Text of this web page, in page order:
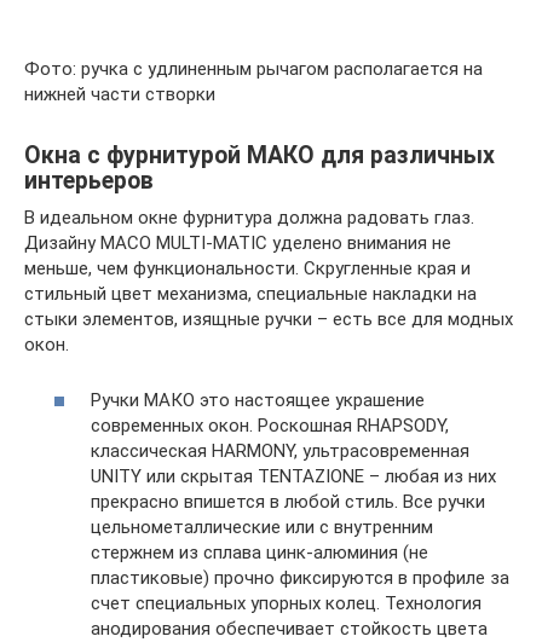
Фото: ручка с удлиненным рычагом располагается на
нижней части створки
Окна с фурнитурой МАКО для различных
интерьеров
В идеальном окне фурнитура должна радовать глаз.
Дизайну МАСО MULTI-MATIC уделено внимания не
меньше, чем функциональности. Скругленные края и
стильный цвет механизма, специальные накладки на
стыки элементов, изящные ручки – есть все для модных
окон.
Ручки МАКО это настоящее украшение
современных окон. Роскошная RHAPSODY,
классическая HARMONY, ультрасовременная
UNITY или скрытая TENTAZIONE – любая из них
прекрасно впишется в любой стиль. Все ручки
цельнометаллические или с внутренним
стержнем из сплава цинк-алюминия (не
пластиковые) прочно фиксируются в профиле за
счет специальных упорных колец. Технология
анодирования обеспечивает стойкость цвета